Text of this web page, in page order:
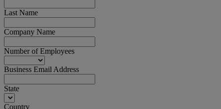
Last Name
Company Name
Number of Employees
Business Email Address
State
Country